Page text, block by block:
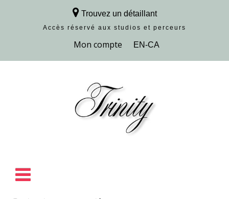
Trouvez un détaillant
Accès réservé aux studios et perceurs